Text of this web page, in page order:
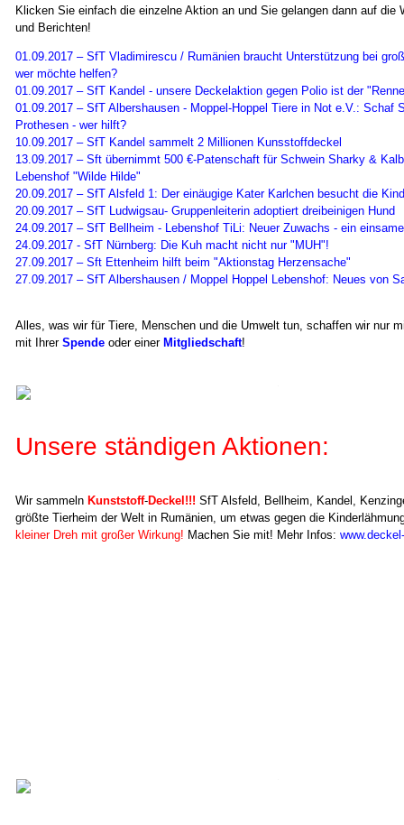
Klicken Sie einfach die einzelne Aktion an und Sie gelangen dann auf die
und Berichten!
01.09.2017 – SfT Vladimirescu / Rumänien braucht Unterstützung bei
wer möchte helfen?
01.09.2017 – SfT Kandel - unsere Deckelaktion gegen Polio ist der
01.09.2017 – SfT Albershausen - Moppel-Hoppel Tiere in Not e.V.: Schaf
Prothesen - wer hilft?
10.09.2017 – SfT Kandel sammelt 2 Millionen Kunsstoffdeckel
13.09.2017 – Sft übernimmt 500 €-Patenschaft für Schwein Sharky &
Lebenshof "Wilde Hilde"
20.09.2017 – SfT Alsfeld 1: Der einäugige Kater Karlchen besucht die
20.09.2017 – SfT Ludwigsau- Gruppenleiterin adoptiert dreibeinigen Hund
24.09.2017 – SfT Bellheim - Lebenshof TiLi: Neuer Zuwachs - ein
24.09.2017 - SfT Nürnberg: Die Kuh macht nicht nur "MUH"!
27.09.2017 – Sft Ettenheim hilft beim "Aktionstag Herzensache"
27.09.2017 – SfT Albershausen / Moppel Hoppel Lebenshof: Neues von
Alles, was wir für Tiere, Menschen und die Umwelt tun, schaffen wir nur
mit Ihrer Spende oder einer Mitgliedschaft!
Unsere ständigen Aktionen:
Wir sammeln Kunststoff-Deckel!!! SfT Alsfeld, Bellheim, Kandel,
größte Tierheim der Welt in Rumänien, um etwas gegen die
kleiner Dreh mit großer Wirkung! Machen Sie mit! Mehr Infos: